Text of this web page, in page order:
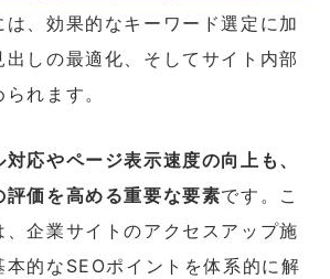
、効果的なキーワード選定に加
出しの最適化、そしてサイト内部
れます。
対応やページ表示速度の向上も、
価を高める重要な要素です。こ
企業サイトのアクセスアップ施
的なSEOポイントを体系的に解